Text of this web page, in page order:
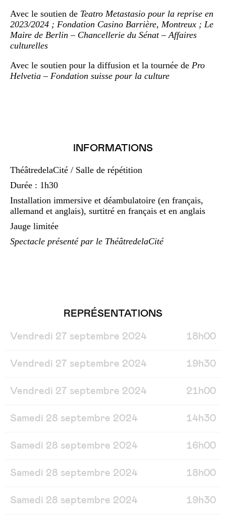
Avec le soutien de Teatro Metastasio pour la reprise en
2023/2024 ; Fondation Casino Barrière, Montreux ; Le
Maire de Berlin – Chancellerie du Sénat – Affaires
culturelles
Avec le soutien pour la diffusion et la tournée de Pro
Helvetia – Fondation suisse pour la culture
INFORMATIONS
ThéâtredelaCité / Salle de répétition
Durée : 1h30
Installation immersive et déambulatoire (en français,
allemand et anglais), surtitré en français et en anglais
Jauge limitée
Spectacle présenté par le ThéâtredelaCité
REPRÉSENTATIONS
Vendredi 27 septembre 2024 18h00
Vendredi 27 septembre 2024 19h30
Vendredi 27 septembre 2024 21h00
Samedi 28 septembre 2024 14h30
Samedi 28 septembre 2024 16h00
Samedi 28 septembre 2024 18h00
Samedi 28 septembre 2024 19h30